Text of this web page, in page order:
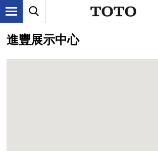
進豐展示中心